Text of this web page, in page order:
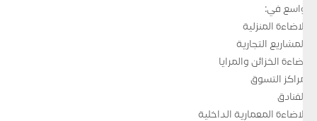
واسع في:
الاضاءة المنزلية
المشاريع التجارية
اضاءة الخزائن والمرايا
مراكز التسوق
الفنادق
الاضاءة المعمارية الداخلية